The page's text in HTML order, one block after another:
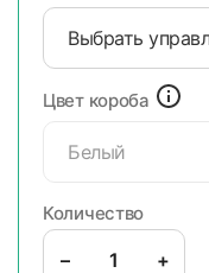
Выбрать
Цвет короба
Белый
Количество
– +